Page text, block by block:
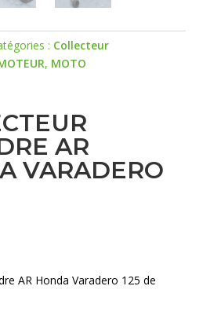
: Collecteur
, MOTO
AR
VARADERO
AR Honda Varadero 125 de